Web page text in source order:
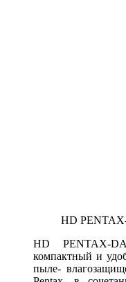
HD
HD PENTAX-
компактный и
пыле-